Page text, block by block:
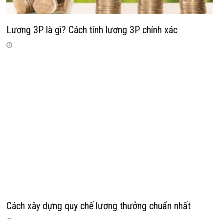
Lương 3P là gì? Cách tính lương 3P chính xác
Cách xây dựng quy chế lương thưởng chuẩn nhất